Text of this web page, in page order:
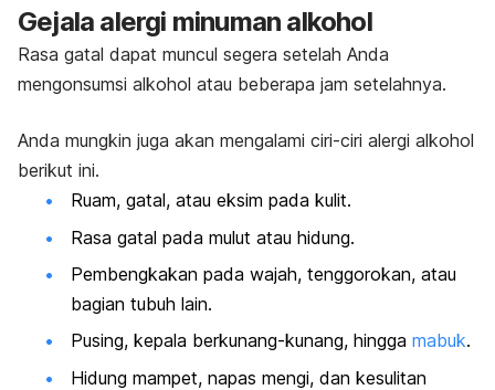
Gejala alergi minuman alkohol
Rasa gatal dapat muncul segera setelah Anda
mengonsumsi alkohol atau beberapa jam setelahnya.
Anda mungkin juga akan mengalami ciri-ciri alergi alkohol
berikut ini.
Ruam, gatal, atau eksim pada kulit.
Rasa gatal pada mulut atau hidung.
Pembengkakan pada wajah, tenggorokan, atau
bagian tubuh lain.
Pusing, kepala berkunang-kunang, hingga mabuk.
Hidung mampet, napas mengi, dan kesulitan